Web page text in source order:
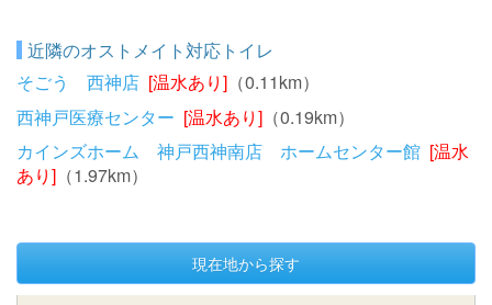
近隣のオストメイト対応トイレ
そごう 西神店 [温水あり] （0.11km）
西神戸医療センター [温水あり] （0.19km）
カインズホーム 神戸西神南店 ホームセンター館 [温水
あり] （1.97km）
現在地から探す